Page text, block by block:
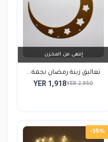
إنتهى من المخزن
تعاليق زينة رمضان نجمة...
YER 2,950
YER 1,918
-35%